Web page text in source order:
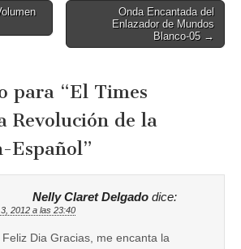
Onda Encantada del
Enlazador de Mundos
Blanco-05 →
para “El Times
Revolución de la
Español”
Nelly Claret Delgado dice:
2012 a las 23:40
Feliz Dia Gracias, me encanta la